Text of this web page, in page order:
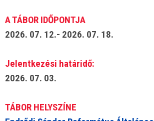
A TÁBOR IDŐPONTJA
2026. 07. 12.- 2026. 07. 18.
Jelentkezési határidő:
2026. 07. 03.
TÁBOR HELYSZÍNE